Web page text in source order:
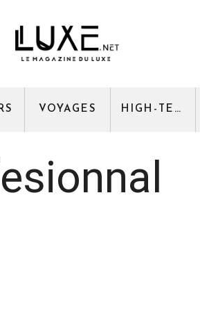
VOYAGES HIGH-TECH